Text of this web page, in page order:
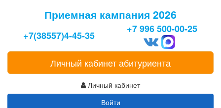
Приемная кампания 2026
+7(38557)4-45-35
+7 996 500-00-25
Личный кабинет абитуриента
Личный кабинет
Войти